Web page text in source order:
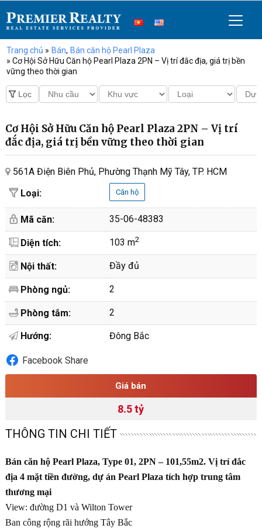
Trang chủ » Bán, Bán căn hộ Pearl Plaza
» Cơ Hội Sở Hữu Căn hộ Pearl Plaza 2PN – Vị trí đắc địa, giá trị bền
vững theo thời gian
Cơ Hội Sở Hữu Căn hộ Pearl Plaza 2PN – Vị trí
đắc địa, giá trị bền vững theo thời gian
561A Điện Biên Phủ, Phường Thạnh Mỹ Tây, TP. HCM
Loại:
Căn hộ
Mã căn: 35-06-48383
Diện tích: 103 m2
Nội thất: Đầy đủ
Phòng ngủ: 2
Phòng tắm: 2
Hướng: Đông Bắc
Facebook Share
Giá bán
8.5 tỷ
THÔNG TIN CHI TIẾT
Bán căn hộ Pearl Plaza, Type 01, 2PN – 101,55m2. Vị trí đắc
địa 4 mặt tiền đường, dự án Pearl Plaza tích hợp trung tâm
thương mại
View: đường D1 và Wilton Tower
Ban công rộng rãi hướng Tây Bắc